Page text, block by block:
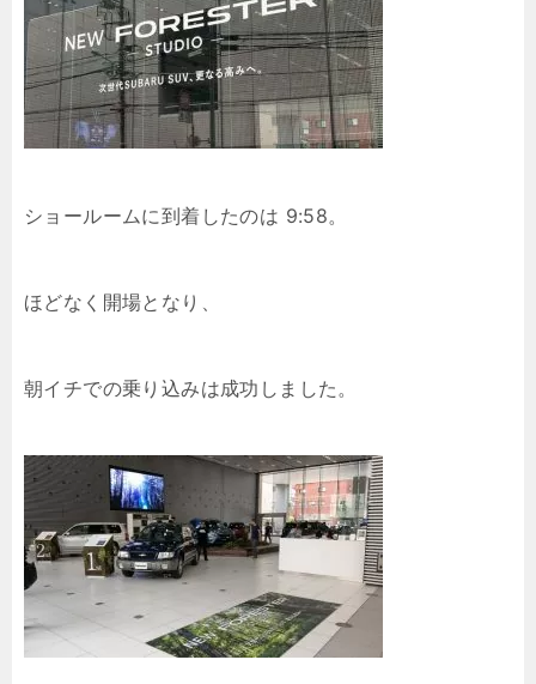
ショールームに到着したのは 9:58。
ほどなく開場となり、
朝イチでの乗り込みは成功しました。